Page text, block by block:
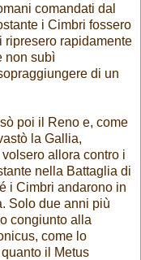
comandati dal
i Cimbri fossero
ripresero rapidamente
non subì
di un
poi il Reno e, come
la Gallia,
allora contro i
nella Battaglia di
i Cimbri andarono in
Solo due anni più
congiunto alla
come lo
il Metus